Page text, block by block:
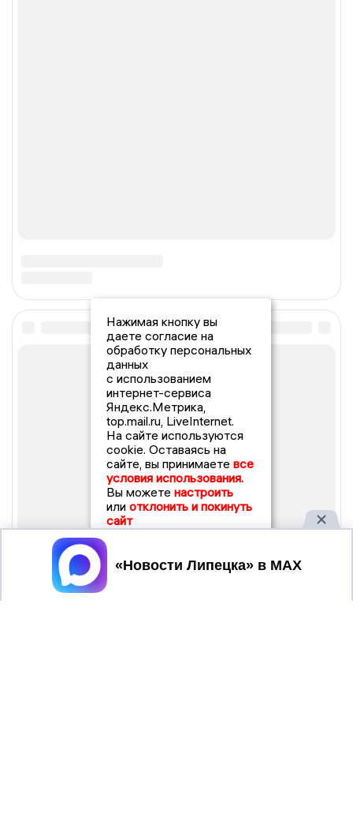
Нажимая кнопку вы
даете согласие на
обработку персональных
данных
с использованием
интернет-сервиса
Яндекс.Метрика,
top.mail.ru, LiveInternet.
На сайте используются
cookie. Оставаясь на
сайте, вы принимаете все
условия использования.
Вы можете настроить
или отклонить и покинуть
сайт
Принять